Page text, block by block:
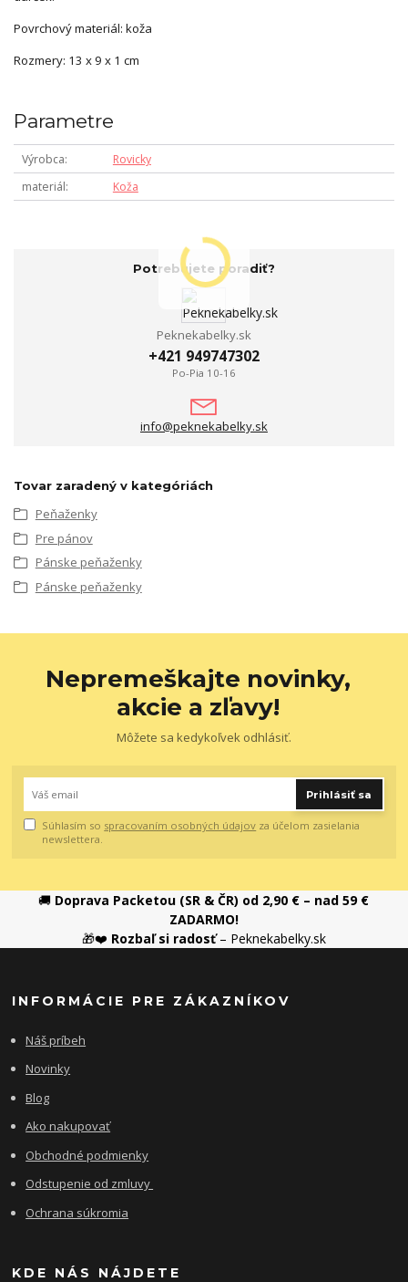
Povrchový materiál: koža
Rozmery: 13 x 9 x 1 cm
Parametre
Výrobca
Rovicky
materiál
Koža
Potrebujete poradiť?
Peknekabelky.sk
+421 949747302
Po-Pia 10-16
info@peknekabelky.sk
Tovar zaradený v kategóriách
Peňaženky
Pre pánov
Pánske peňaženky
Pánske peňaženky
Nepremeškajte novinky,
akcie a zľavy!
Môžete sa kedykoľvek odhlásiť.
Prihlásiť sa
Súhlasím so spracovaním osobných údajov za účelom zasielania
newslettera.
🚚 Doprava Packetou (SR & ČR) od 2,90 € – nad 59 €
ZADARMO!
🎁❤️ Rozbaľ si radosť– Peknekabelky.sk
INFORMÁCIE PRE ZÁKAZNÍKOV
Náš príbeh
Novinky
Blog
Ako nakupovať
Obchodné podmienky
Odstupenie od zmluvy
Ochrana súkromia
KDE NÁS NÁJDETE